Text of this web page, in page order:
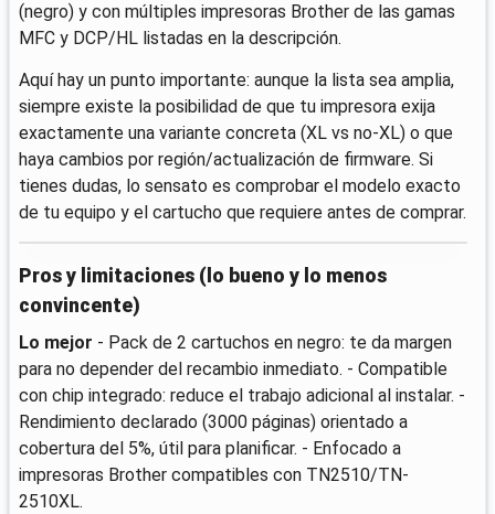
(negro) y con múltiples impresoras Brother de las gamas
MFC y DCP/HL listadas en la descripción.
Aquí hay un punto importante: aunque la lista sea amplia,
siempre existe la posibilidad de que tu impresora exija
exactamente una variante concreta (XL vs no-XL) o que
haya cambios por región/actualización de firmware. Si
tienes dudas, lo sensato es comprobar el modelo exacto
de tu equipo y el cartucho que requiere antes de comprar.
Pros y limitaciones (lo bueno y lo menos
convincente)
Lo mejor - Pack de 2 cartuchos en negro: te da margen
para no depender del recambio inmediato. - Compatible
con chip integrado: reduce el trabajo adicional al instalar. -
Rendimiento declarado (3000 páginas) orientado a
cobertura del 5%, útil para planificar. - Enfocado a
impresoras Brother compatibles con TN2510/TN-
2510XL.